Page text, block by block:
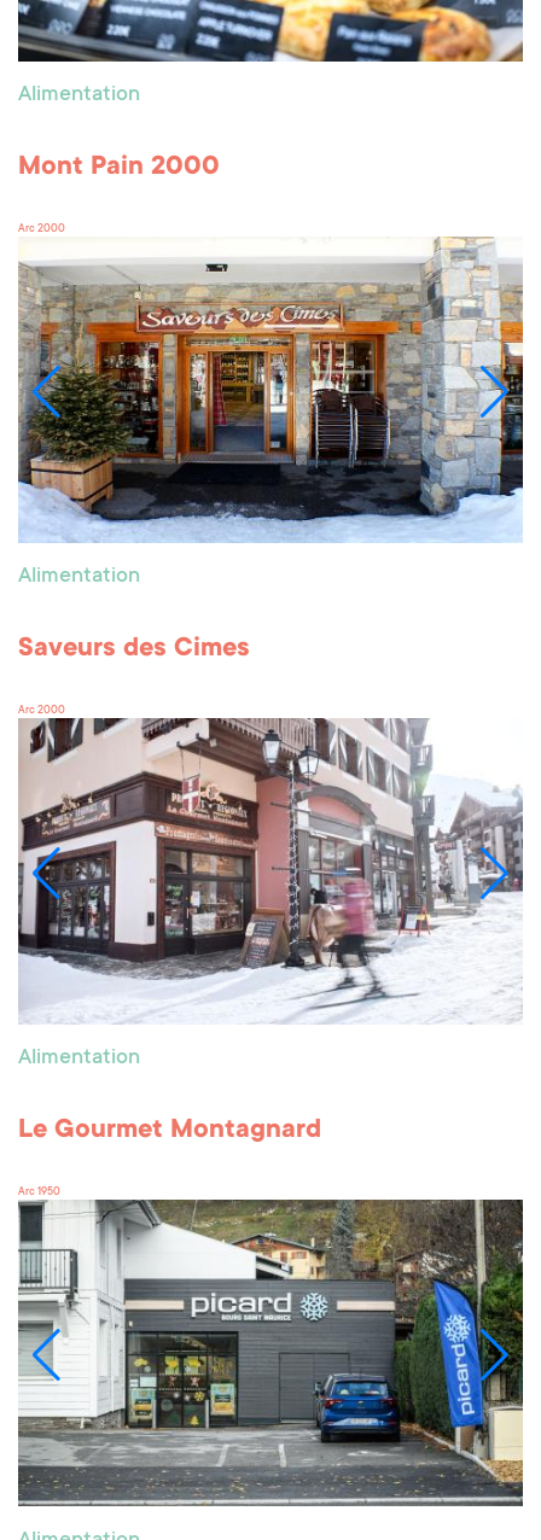
Alimentation
Mont Pain 2000
Arc 2000
Alimentation
Saveurs des Cimes
Arc 2000
Alimentation
Le Gourmet Montagnard
Arc 1950